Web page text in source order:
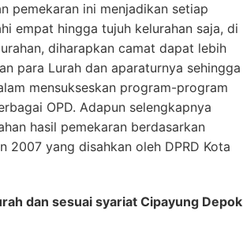
pemekaran ini menjadikan setiap
empat hingga tujuh kelurahan saja, di
diharapkan camat dapat lebih
para Lurah dan aparaturnya sehingga
mensukseskan program-program
OPD. Adapun selengkapnya
hasil pemekaran berdasarkan
2007 yang disahkan oleh DPRD Kota
dan sesuai syariat Cipayung Depok